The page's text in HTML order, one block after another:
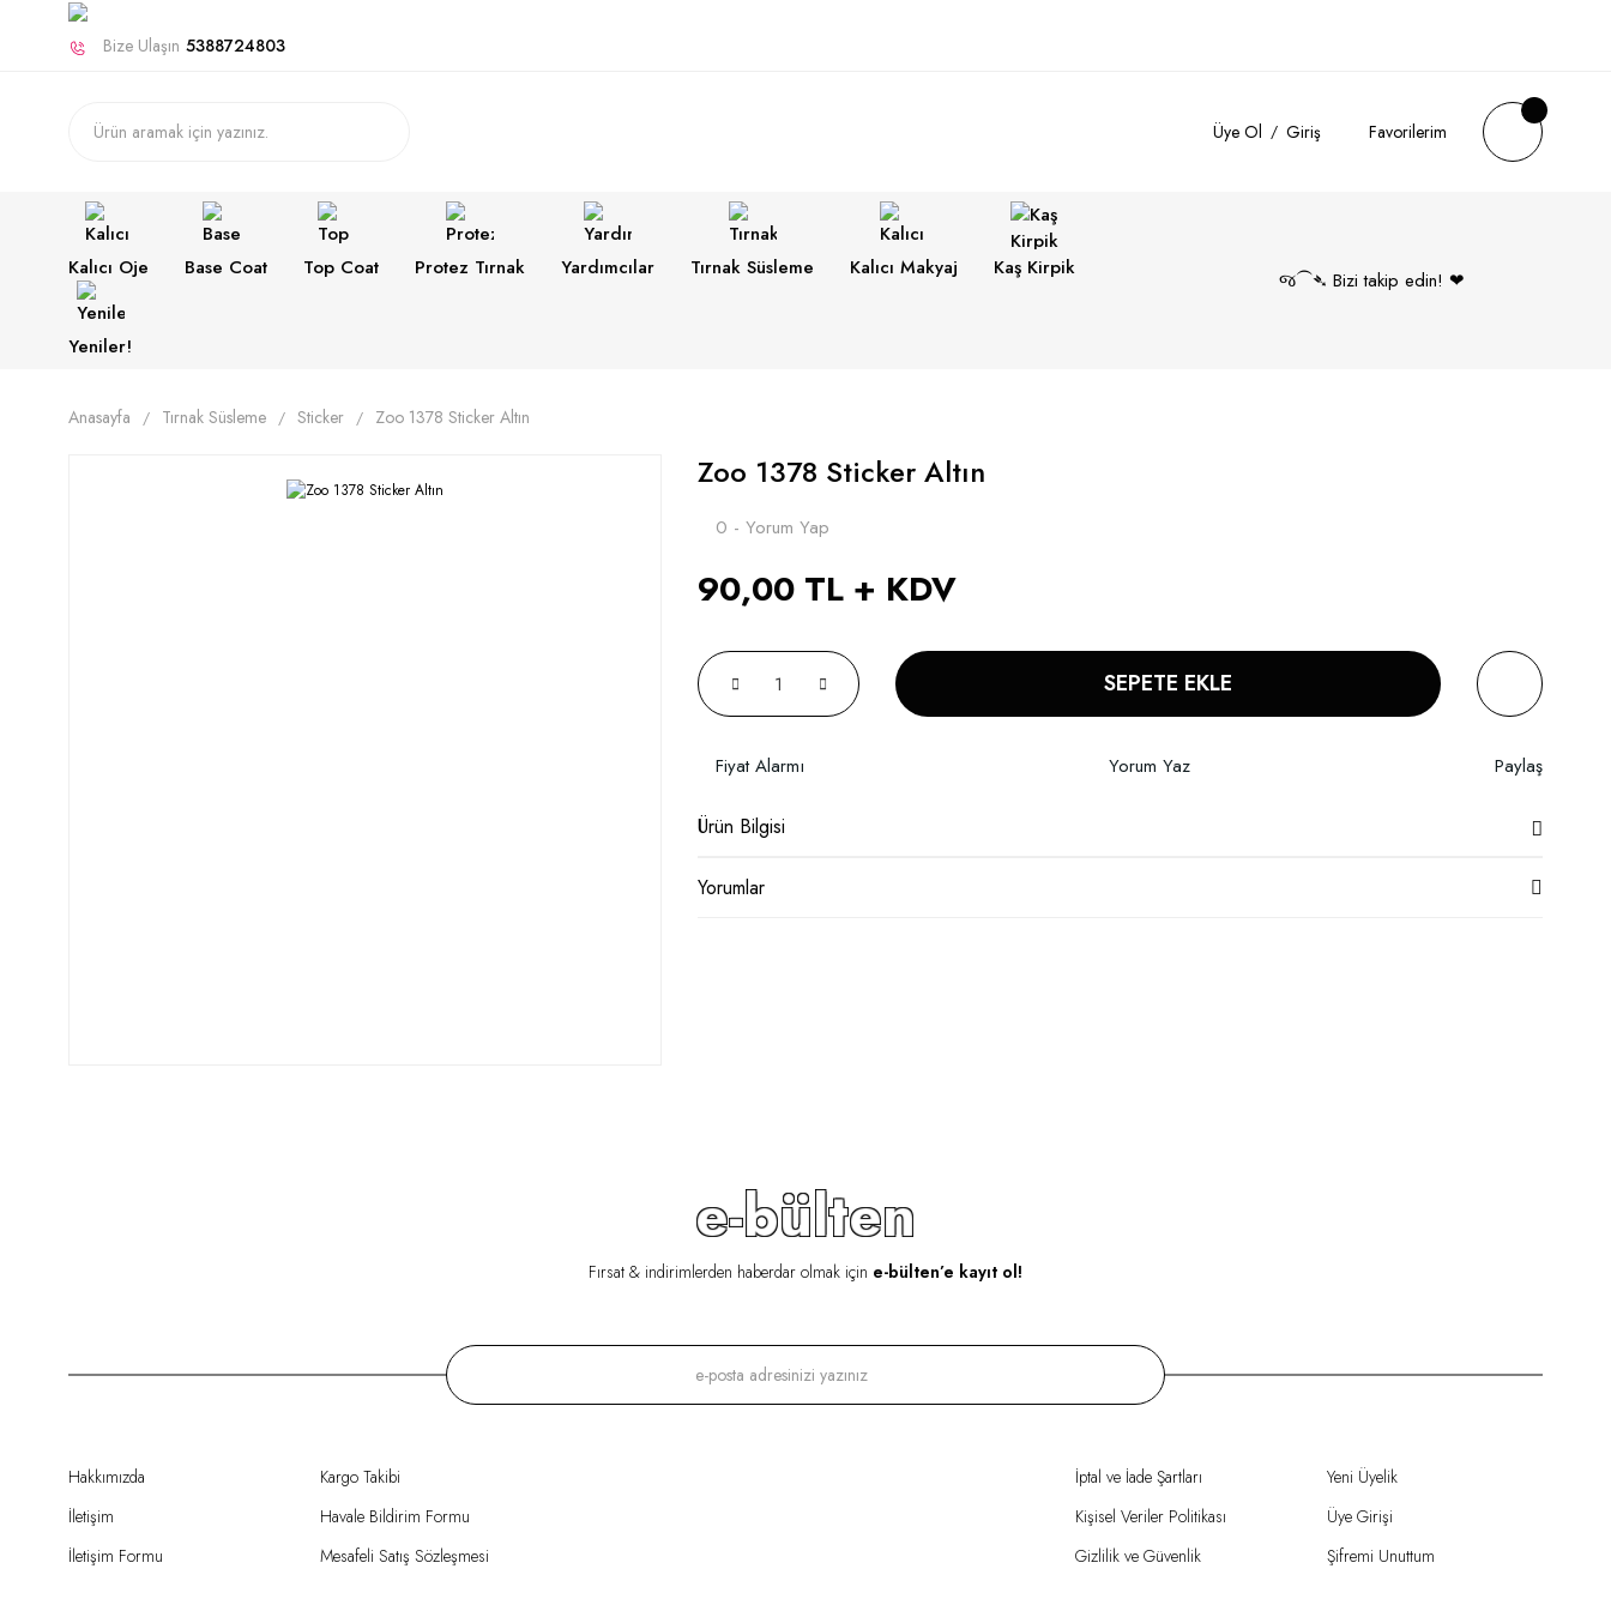
Bize Ulaşın 5388724803
Üye Ol Giriş Favorilerim
Kalıcı Oje Base Coat Top Coat Protez Tırnak Yardımcılar Tırnak Süsleme Kalıcı Makyaj Kaş Kirpik
Yeniler!
જ⁀➴ Bizi takip edin! ❤︎
Anasayfa Tırnak Süsleme Sticker Zoo 1378 Sticker Altın
Zoo 1378 Sticker Altın
0 - Yorum Yap
90,00 TL + KDV
SEPETE EKLE
Fiyat Alarmı Yorum Yaz Paylaş
Ürün Bilgisi
Yorumlar
e-bülten
Fırsat & indirimlerden haberdar olmak için e-bülten’e kayıt ol!
Hakkımızda
İletişim
İletişim Formu
Kargo Takibi
Havale Bildirim Formu
Mesafeli Satış Sözleşmesi
İptal ve İade Şartları
Kişisel Veriler Politikası
Gizlilik ve Güvenlik
Yeni Üyelik
Üye Girişi
Şifremi Unuttum